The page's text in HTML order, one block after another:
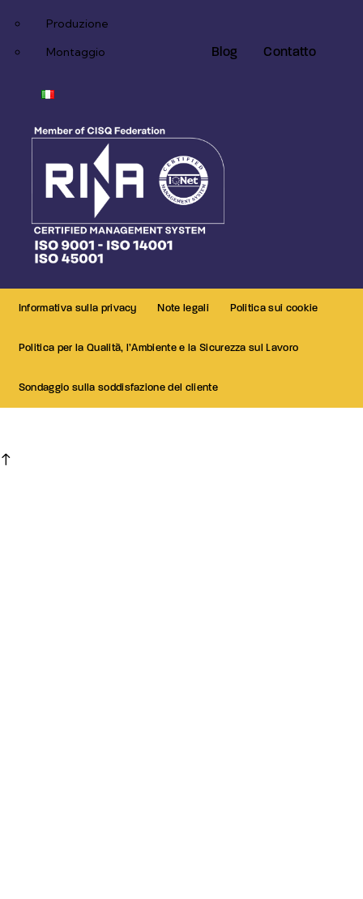
Produzione
Montaggio
Blog Contatto
Informativa sulla privacy Note legali Politica sui cookie
Politica per la Qualità, l’Ambiente e la Sicurezza sul Lavoro
Sondaggio sulla soddisfazione del cliente